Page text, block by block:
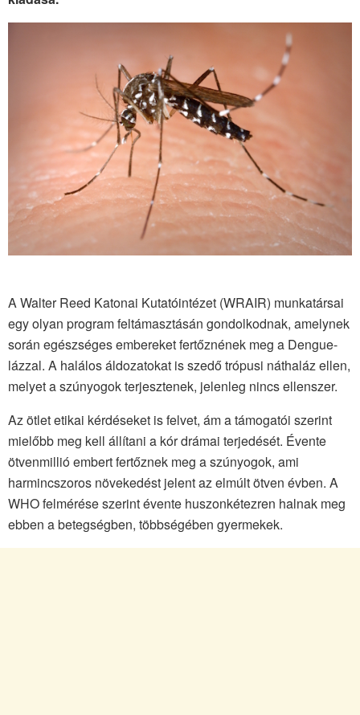
A Walter Reed Katonai Kutatóintézet (WRAIR) munkatársai
egy olyan program feltámasztásán gondolkodnak, amelynek
során egészséges embereket fertőznének meg a Dengue-
lázzal. A halálos áldozatokat is szedő trópusi náthaláz ellen,
melyet a szúnyogok terjesztenek, jelenleg nincs ellenszer.
Az ötlet etikai kérdéseket is felvet, ám a támogatói szerint
mielőbb meg kell állítani a kór drámai terjedését. Évente
ötvenmillió embert fertőznek meg a szúnyogok, ami
harmincszoros növekedést jelent az elmúlt ötven évben. A
WHO felmérése szerint évente huszonkétezren halnak meg
ebben a betegségben, többségében gyermekek.